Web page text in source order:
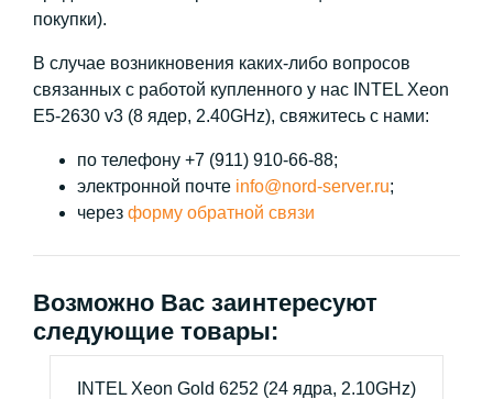
покупки).
В случае возникновения каких-либо вопросов
связанных с работой купленного у нас INTEL Xeon
E5-2630 v3 (8 ядер, 2.40GHz), свяжитесь с нами:
по телефону +7 (911) 910-66-88;
электронной почте info@nord-server.ru;
через форму обратной связи
Возможно Вас заинтересуют
следующие товары:
INTEL Xeon Gold 6252 (24 ядра, 2.10GHz)